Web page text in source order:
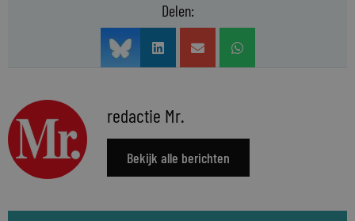
Delen:
redactie Mr.
Bekijk alle berichten